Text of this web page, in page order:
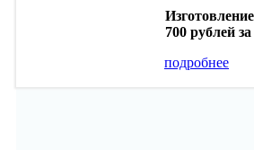
700 рублей
подробнее